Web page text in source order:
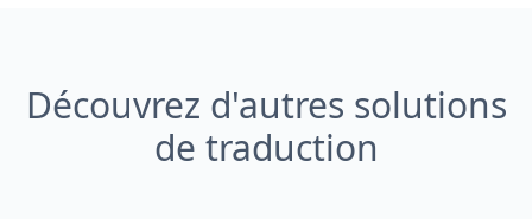
Découvrez d'autres solutions
de traduction